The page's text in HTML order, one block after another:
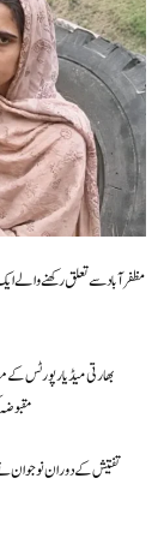
مظفرآباد سے تعلق رکھنے والے
بھارتی میڈیا رپورٹس کے
تفتیش کے دوران نوجوان نے